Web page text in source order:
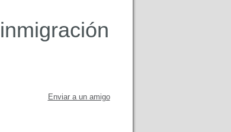
Enviar a un amigo